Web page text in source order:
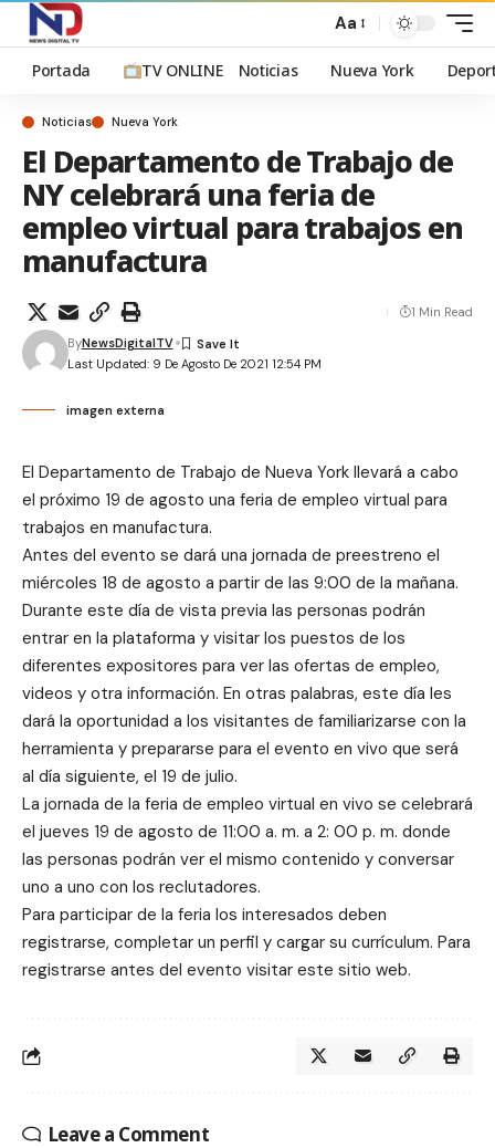
Aa
Portada TV ONLINE Noticias Nueva York
Noticias Nueva York
El Departamento de Trabajo de
NY celebrará una feria de
empleo virtual para trabajos en
manufactura
Last Updated: 9 De Agosto De 2021 12:54 PM
ByNewsDigitalTV
1 Min Read
imagen externa
El Departamento de Trabajo de Nueva York llevará a cabo
el próximo 19 de agosto una feria de empleo virtual para
trabajos en manufactura.
Antes del evento se dará una jornada de preestreno el
miércoles 18 de agosto a partir de las 9:00 de la mañana.
Durante este día de vista previa las personas podrán
entrar en la plataforma y visitar los puestos de los
diferentes expositores para ver las ofertas de empleo,
videos y otra información. En otras palabras, este día les
dará la oportunidad a los visitantes de familiarizarse con la
herramienta y prepararse para el evento en vivo que será
al día siguiente, el 19 de julio.
La jornada de la feria de empleo virtual en vivo se celebrará
el jueves 19 de agosto de 11:00 a. m. a 2: 00 p. m. donde
las personas podrán ver el mismo contenido y conversar
uno a uno con los reclutadores.
Para participar de la feria los interesados deben
registrarse, completar un perfil y cargar su currículum. Para
registrarse antes del evento visitar este sitio web.
Leave a Comment